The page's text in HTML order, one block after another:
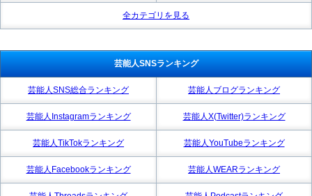
全カテゴリを見る
芸能人SNSランキング
芸能人SNS総合ランキング 芸能人ブログランキング
芸能人Instagramランキング 芸能人X(Twitter)ランキング
芸能人TikTokランキング 芸能人YouTubeランキング
芸能人Facebookランキング 芸能人WEARランキング